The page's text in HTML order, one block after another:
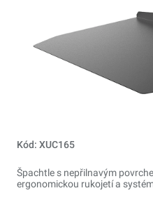
Kód: XUC165
Špachtle s nepřilnavým
ergonomickou rukojetí a